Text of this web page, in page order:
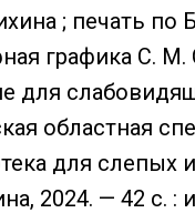
; печать по
графика С. М.
для
областная
для слепых
2024. — 42 с. :